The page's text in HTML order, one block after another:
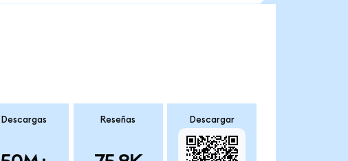
Descargas Reseñas Descargar